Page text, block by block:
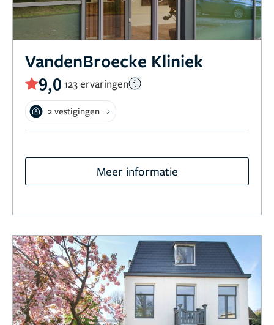
VandenBroecke Kliniek
9,0 123 ervaringen
2 vestigingen
Meer informatie